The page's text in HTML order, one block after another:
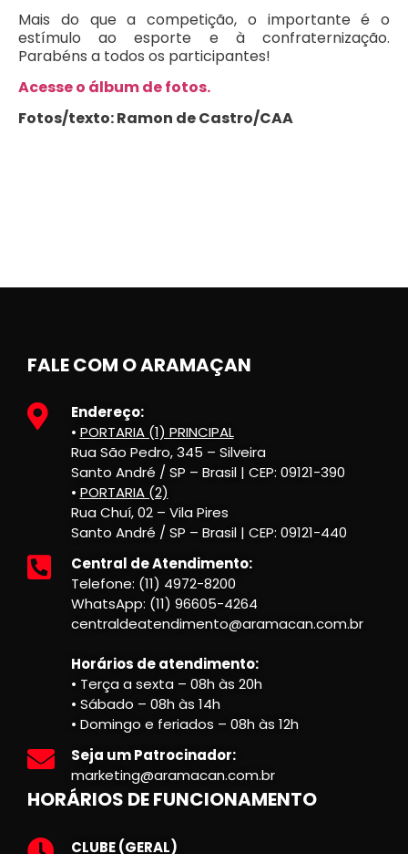
Mais do que a competição, o importante é o
estímulo ao esporte e à confraternização.
Parabéns a todos os participantes!
Acesse o álbum de fotos.
Fotos/texto: Ramon de Castro/CAA
FALE COM O ARAMAÇAN
Endereço:
• PORTARIA (1) PRINCIPAL
Rua São Pedro, 345 – Silveira
Santo André / SP – Brasil | CEP: 09121-390
• PORTARIA (2)
Rua Chuí, 02 – Vila Pires
Santo André / SP – Brasil | CEP: 09121-440
Central de Atendimento:
Telefone: (11) 4972-8200
WhatsApp: (11) 96605-4264
centraldeatendimento@aramacan.com.br
Horários de atendimento:
• Terça a sexta – 08h às 20h
• Sábado – 08h às 14h
• Domingo e feriados – 08h às 12h
Seja um Patrocinador:
marketing@aramacan.com.br
HORÁRIOS DE FUNCIONAMENTO
CLUBE (GERAL)